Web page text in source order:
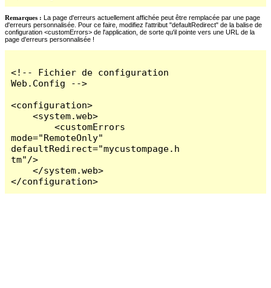
Remarques : La page d'erreurs actuellement affichée peut être remplacée par une page
d'erreurs personnalisée. Pour ce faire, modifiez l'attribut "defaultRedirect" de la balise de
configuration <customErrors> de l'application, de sorte qu'il pointe vers une URL de la
page d'erreurs personnalisée !
<!-- Fichier de configuration
Web.Config -->
<configuration>
    <system.web>
        <customErrors
mode="RemoteOnly"
defaultRedirect="mycustompage.h
tm"/>
    </system.web>
</configuration>